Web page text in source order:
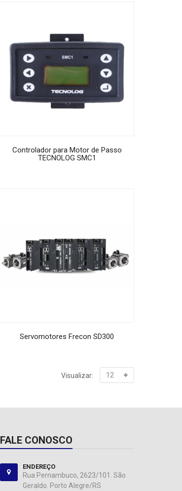
Controlador para Motor de Passo
TECNOLOG SMC1
Servomotores Frecon SD300
Visualizar:
FALE CONOSCO
ENDEREÇO
Rua Pernambuco, 2623/101. São
Geraldo. Porto Alegre/RS